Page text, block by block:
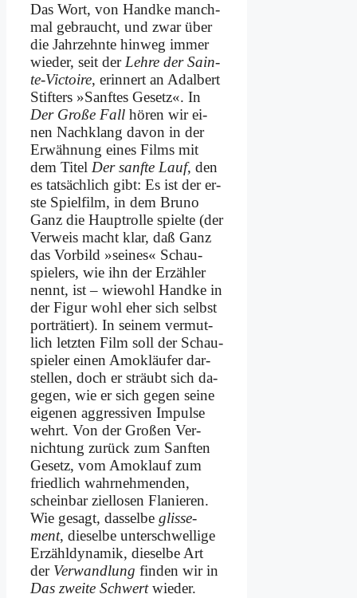
Das Wort, von Hand­ke manch­
mal ge­braucht, und zwar über
die Jahr­zehn­te hin­weg im­mer
wie­der, seit der Leh­re der Sain­
te-Vic­toire, er­in­nert an Adal­bert
Stif­ters »Sanf­tes Ge­setz«. In
Der Gro­ße Fall hö­ren wir ei­
nen Nach­klang da­von in der
Er­wäh­nung ei­nes Films mit
dem Ti­tel Der sanf­te Lauf, den
es tat­säch­lich gibt: Es ist der er­
ste Spiel­film, in dem Bru­no
Ganz die Haupt­rol­le spiel­te (der
Ver­weis macht klar, daß Ganz
das Vor­bild »sei­nes« Schau­
spie­lers, wie ihn der Er­zäh­ler
nennt, ist – wie­wohl Hand­ke in
der Fi­gur wohl eher sich selbst
por­trä­tiert). In sei­nem ver­mut­
lich letz­ten Film soll der Schau­
spie­ler ei­nen Amok­läu­fer dar­
stel­len, doch er sträubt sich da­
ge­gen, wie er sich ge­gen sei­ne
ei­ge­nen ag­gres­si­ven Im­pul­se
wehrt. Von der Gro­ßen Ver­
nich­tung zu­rück zum Sanf­ten
Ge­setz, vom Amok­lauf zum
fried­lich wahr­neh­men­den,
schein­bar ziel­lo­sen Fla­nie­ren.
Wie ge­sagt, das­sel­be glis­se­
ment, die­sel­be un­ter­schwel­li­ge
Er­zähl­dyna­mik, die­sel­be Art
der Ver­wand­lung fin­den wir in
Das zwei­te Schwertwie­der.